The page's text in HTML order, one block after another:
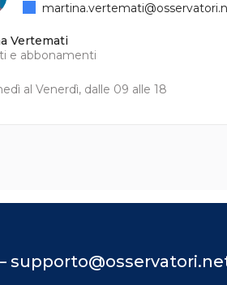
Vertemati
e abbonamenti
al Venerdì, dalle 09 alle 18